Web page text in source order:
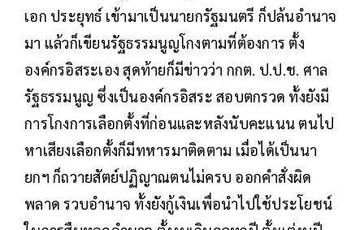
เอก ประยุทธ์ เข้ามาเป็นนายกรัฐมนตรี ก็ปล้นอำนาจ
มา แล้วก็เขียนรัฐธรรมนูญโกงตามที่ต้องการ ตั้ง
องค์กรอิสระเอง สุดท้ายก็มีข่าวว่า กกต. ป.ป.ช. ศาล
รัฐธรรมนูญ ซึ่งเป็นองค์กรอิสระ สอบตกรวด ทั้งยังมี
การโกงการเลือกตั้งที่ก่อนและหลังนับคะแนน ตนไป
หาเสียงเลือกตั้งก็มีทหารมาติดตาม เมื่อได้เป็นนา
ยกฯ ก็ถวายสัตย์ปฏิญาณตนไม่ครบ ออกคำสั่งผิด
พลาด รวบอำนาจ ทั้งยังกู้เงินเพื่อนำไปใช้ประโยชน์